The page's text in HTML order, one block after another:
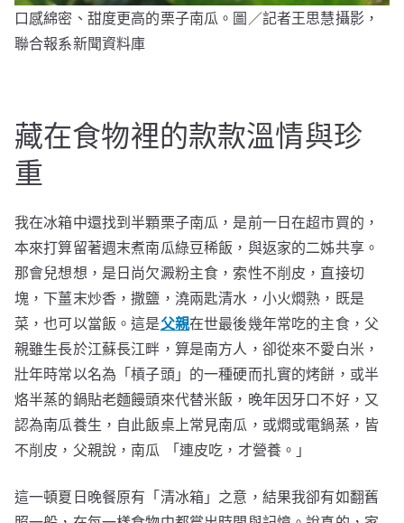
口感綿密、甜度更高的栗子南瓜。圖／記者王思慧攝影，
聯合報系新聞資料庫
藏在食物裡的款款溫情與珍
重
我在冰箱中還找到半顆栗子南瓜，是前一日在超市買的，
本來打算留著週末煮南瓜綠豆稀飯，與返家的二姊共享。
那會兒想想，是日尚欠澱粉主食，索性不削皮，直接切
塊，下薑末炒香，撒鹽，澆兩匙清水，小火燜熟，既是
菜，也可以當飯。這是父親在世最後幾年常吃的主食，父
親雖生長於江蘇長江畔，算是南方人，卻從來不愛白米，
壯年時常以名為「槓子頭」的一種硬而扎實的烤餅，或半
烙半蒸的鍋貼老麵饅頭來代替米飯，晚年因牙口不好，又
認為南瓜養生，自此飯桌上常見南瓜，或燜或電鍋蒸，皆
不削皮，父親說，南瓜 「連皮吃，才營養。」
這一頓夏日晚餐原有「清冰箱」之意，結果我卻有如翻舊